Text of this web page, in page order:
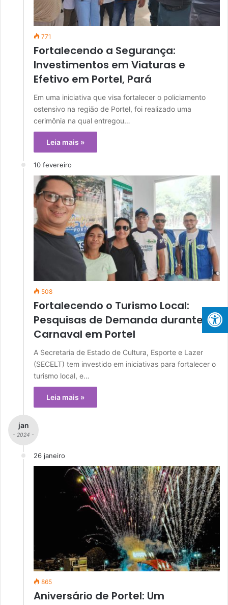
771
Fortalecendo a Segurança:
Investimentos em Viaturas e
Efetivo em Portel, Pará
Em uma iniciativa que visa fortalecer o policiamento
ostensivo na região de Portel, foi realizado uma
cerimônia na qual entregou…
Leia mais »
10 fevereiro
508
Fortalecendo o Turismo Local:
Pesquisas de Demanda durante o
Carnaval em Portel
A Secretaria de Estado de Cultura, Esporte e Lazer
(SECELT) tem investido em iniciativas para fortalecer o
turismo local, e…
Leia mais »
jan
- 2024 -
26 janeiro
865
Aniversário de Portel: Um